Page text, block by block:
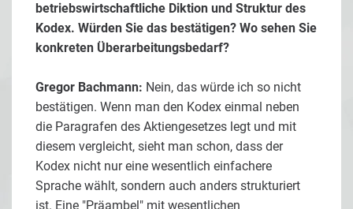
betriebswirtschaftliche Diktion und Struktur des
Kodex. Würden Sie das bestätigen? Wo sehen Sie
konkreten Überarbeitungsbedarf?
Gregor Bachmann: Nein, das würde ich so nicht
bestätigen. Wenn man den Kodex einmal neben
die Paragrafen des Aktiengesetzes legt und mit
diesem vergleicht, sieht man schon, dass der
Kodex nicht nur eine wesentlich einfachere
Sprache wählt, sondern auch anders strukturiert
ist. Eine "Präambel" mit wesentlichen